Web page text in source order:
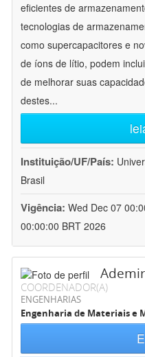
eficientes de
tecnologias de
como supercapacitores e
de íons de lítio, podem
de melhorar suas
destes...
Instituição/UF/País:
Brasil
Vigência: Wed Dec 07
00:00:00 BRT 2026
COORDENADOR(A)
ENGENHARIAS
Engenharia de Materiais e